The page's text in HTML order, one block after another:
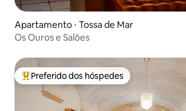
Apartamento ⋅ Tossa de Mar
Os Ouros e Salões
Entre os melhores preferidos dos hóspedes
Preferido dos hóspedes